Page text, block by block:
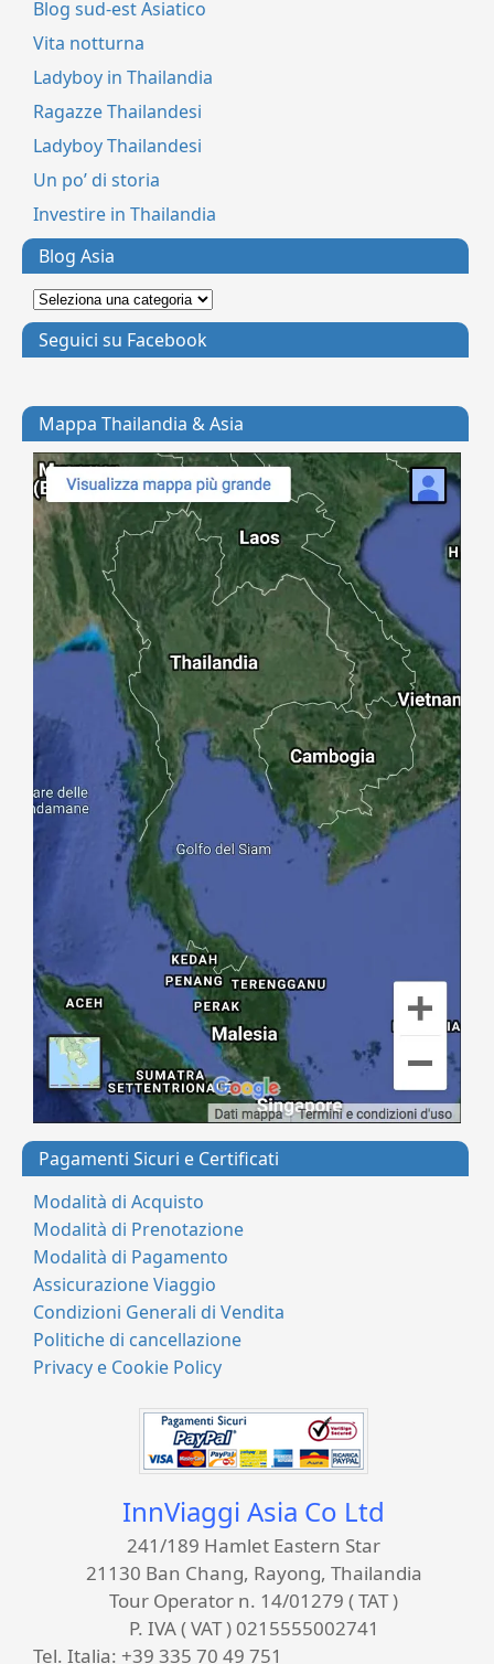
Blog sud-est Asiatico
Vita notturna
Ladyboy in Thailandia
Ragazze Thailandesi
Ladyboy Thailandesi
Un po’ di storia
Investire in Thailandia
Blog Asia
Seguici su Facebook
Mappa Thailandia & Asia
Pagamenti Sicuri e Certificati
Modalità di Acquisto
Modalità di Prenotazione
Modalità di Pagamento
Assicurazione Viaggio
Condizioni Generali di Vendita
Politiche di cancellazione
Privacy e Cookie Policy
InnViaggi Asia Co Ltd
241/189 Hamlet Eastern Star
21130 Ban Chang, Rayong, Thailandia
Tour Operator n. 14/01279 ( TAT )
P. IVA ( VAT ) 0215555002741
Tel. Italia: +39 335 70 49 751